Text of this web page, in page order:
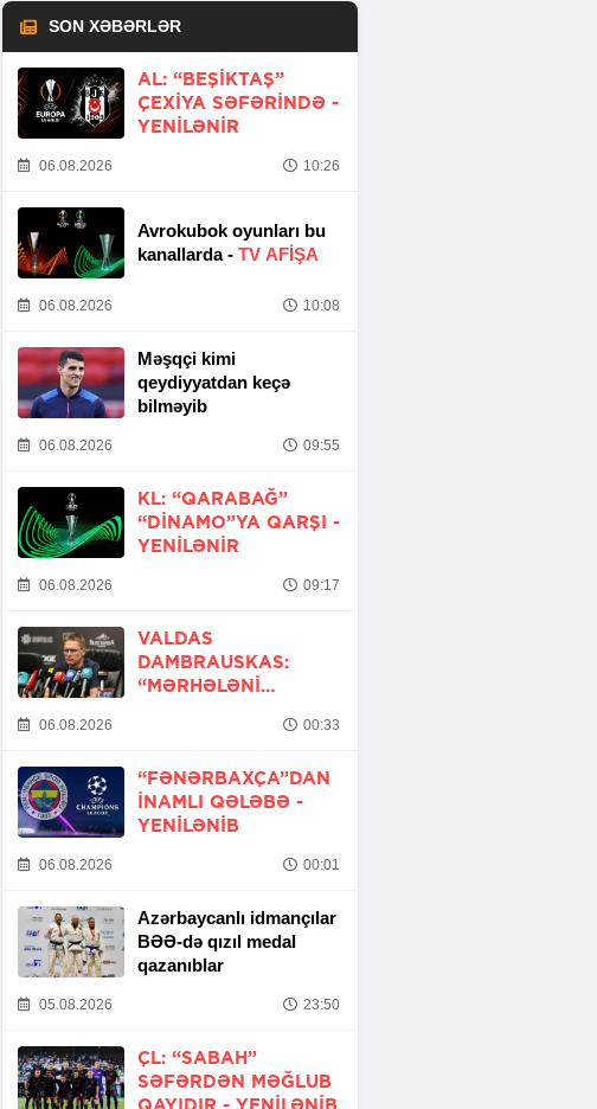
SON XƏBƏRLƏR
AL: “BEŞIKTAŞ”
ÇEXIYA SƏFƏRINDƏ -
YENİLƏNİR
06.08.2026 10:26
Avrokubok oyunları bu
kanallarda - TV AFİŞA
06.08.2026 10:08
Məşqçi kimi
qeydiyyatdan keçə
bilməyib
06.08.2026 09:55
KL: “QARABAĞ”
“DINAMO”YA QARŞI -
YENİLƏNİR
06.08.2026 09:17
VALDAS
DAMBRAUSKAS:
“MƏRHƏLƏNI
06.08.2026 00:33
“FƏNƏRBAXÇA”DAN
INAMLI QƏLƏBƏ -
YENİLƏNİB
06.08.2026 00:01
Azərbaycanlı idmançılar
BƏƏ-də qızıl medal
qazanıblar
05.08.2026 23:50
ÇL: “SABAH”
SƏFƏRDƏN MƏĞLUB